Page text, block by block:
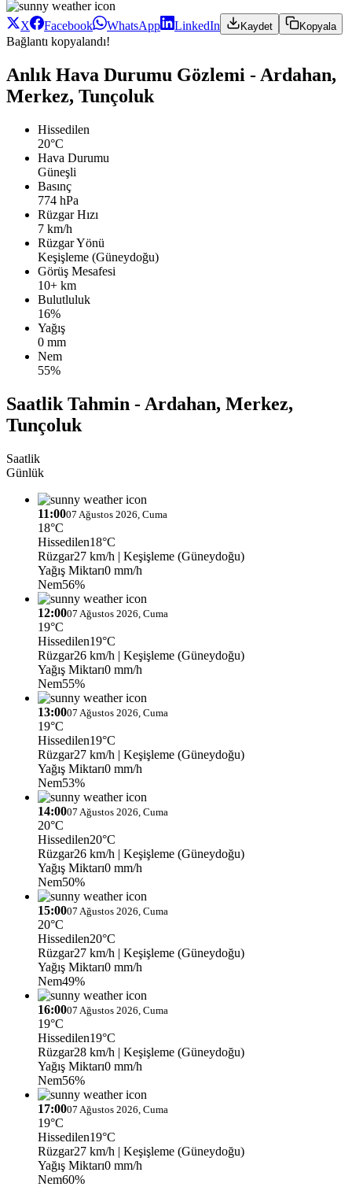
X Facebook WhatsApp LinkedIn Kaydet Kopyala
Bağlantı kopyalandı!
Anlık Hava Durumu Gözlemi - Ardahan,
Merkez, Tunçoluk
Hissedilen
20°C
Hava Durumu
Güneşli
Basınç
774 hPa
Rüzgar Hızı
7 km/h
Rüzgar Yönü
Keşişleme (Güneydoğu)
Görüş Mesafesi
10+ km
Bulutluluk
16%
Yağış
0 mm
Nem
55%
Saatlik Tahmin - Ardahan, Merkez,
Tunçoluk
Saatlik
Günlük
11:0007 Ağustos 2026, Cuma
18°C
Hissedilen18°C
Rüzgar27 km/h | Keşişleme (Güneydoğu)
Yağış Miktarı0 mm/h
Nem56%
12:0007 Ağustos 2026, Cuma
19°C
Hissedilen19°C
Rüzgar26 km/h | Keşişleme (Güneydoğu)
Yağış Miktarı0 mm/h
Nem55%
13:0007 Ağustos 2026, Cuma
19°C
Hissedilen19°C
Rüzgar27 km/h | Keşişleme (Güneydoğu)
Yağış Miktarı0 mm/h
Nem53%
14:0007 Ağustos 2026, Cuma
20°C
Hissedilen20°C
Rüzgar26 km/h | Keşişleme (Güneydoğu)
Yağış Miktarı0 mm/h
Nem50%
15:0007 Ağustos 2026, Cuma
20°C
Hissedilen20°C
Rüzgar27 km/h | Keşişleme (Güneydoğu)
Yağış Miktarı0 mm/h
Nem49%
16:0007 Ağustos 2026, Cuma
19°C
Hissedilen19°C
Rüzgar28 km/h | Keşişleme (Güneydoğu)
Yağış Miktarı0 mm/h
Nem56%
17:0007 Ağustos 2026, Cuma
19°C
Hissedilen19°C
Rüzgar27 km/h | Keşişleme (Güneydoğu)
Yağış Miktarı0 mm/h
Nem60%